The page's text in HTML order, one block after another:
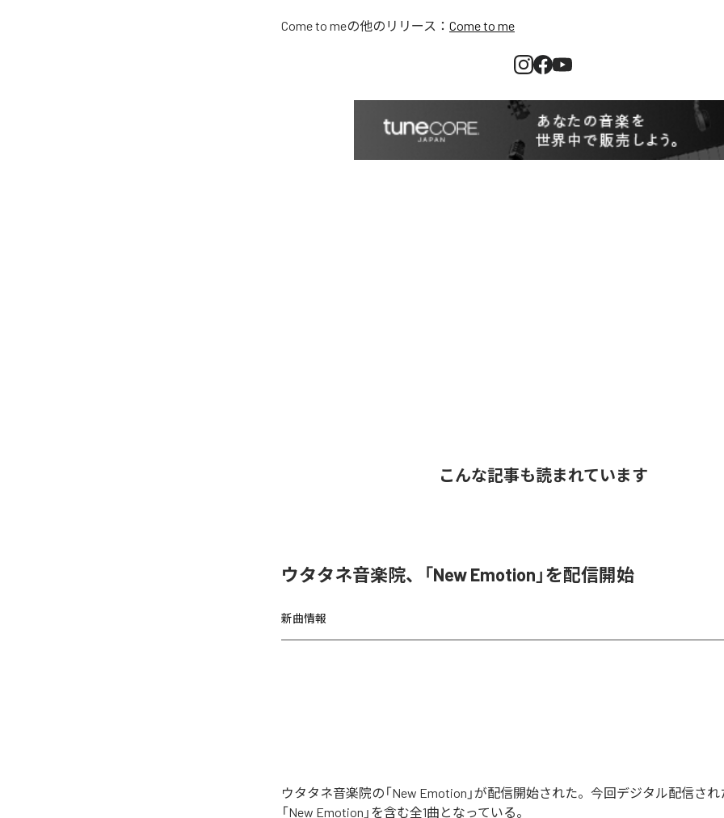
Come to meの他のリリース： Come to me
こんな記事も読まれています
ウタタネ音楽院、「New Emotion」を配信開始
新曲情報
ウタタネ音楽院の「New Emotion」が配信開始された。今回デジタル配信され
「New Emotion」を含む全1曲となっている。